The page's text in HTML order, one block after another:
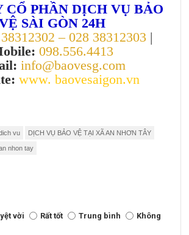
CỔ PHẦN DỊCH VỤ BẢO
SÀI GÒN 24H
– 028 38312303 |
098.556.4413
info@baovesg.com
www. baovesaigon.vn
vu DỊCH VỤ BẢO VỆ TẠI XÃ AN NHƠN TÂY
nhon tay
vời Rất tốt Trung bình
Không